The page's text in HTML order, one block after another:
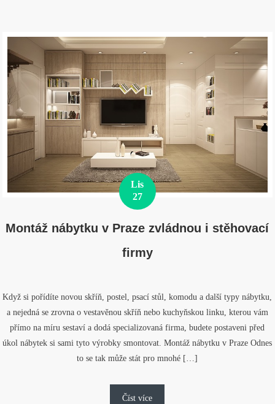
Lis
27
Montáž nábytku v Praze zvládnou i stěhovací
firmy
Když si pořídíte novou skříň, postel, psací stůl, komodu a další typy nábytku,
a nejedná se zrovna o vestavěnou skříň nebo kuchyňskou linku, kterou vám
přímo na míru sestaví a dodá specializovaná firma, budete postaveni před
úkol nábytek si sami tyto výrobky smontovat. Montáž nábytku v Praze Odnes
to se tak může stát pro mnohé […]
Číst více